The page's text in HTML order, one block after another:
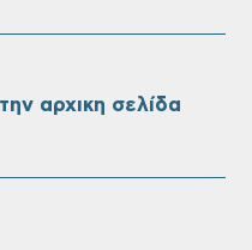
ΣΟΧ 3/2026 του
αρχικη σελίδα